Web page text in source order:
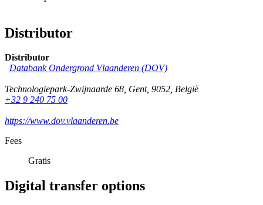
Distributor
Distributor
Databank Ondergrond Vlaanderen (DOV)
Technologiepark-Zwijnaarde 68, Gent, 9052, België
+32 9 240 75 00
https://www.dov.vlaanderen.be
Fees
Gratis
Digital transfer options